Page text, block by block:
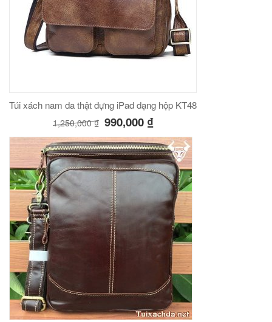
Túi xách nam da thật đựng iPad dạng hộp KT48
1,250,000₫ 990,000 ₫